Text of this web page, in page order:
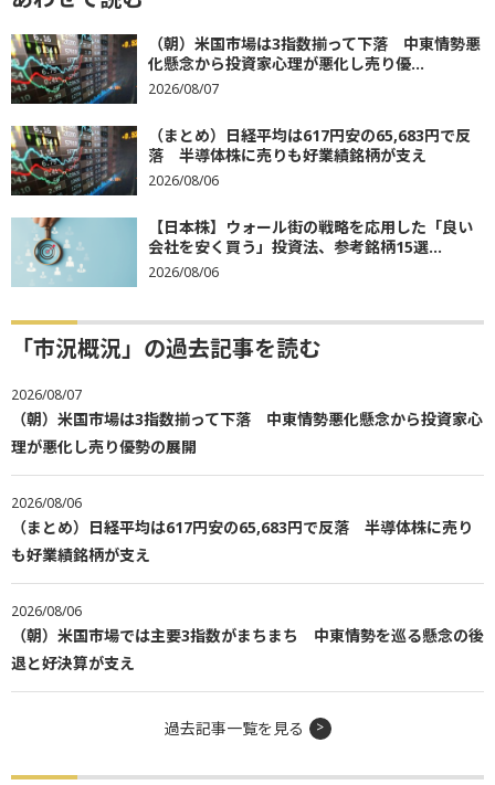
（朝）米国市場は3指数揃って下落 中東情勢悪
化懸念から投資家心理が悪化し売り優...
2026/08/07
（まとめ）日経平均は617円安の65,683円で反
落 半導体株に売りも好業績銘柄が支え
2026/08/06
【日本株】ウォール街の戦略を応用した「良い
会社を安く買う」投資法、参考銘柄15選...
2026/08/06
「市況概況」の過去記事を読む
2026/08/07
（朝）米国市場は3指数揃って下落 中東情勢悪化懸念から投資家心
理が悪化し売り優勢の展開
2026/08/06
（まとめ）日経平均は617円安の65,683円で反落 半導体株に売り
も好業績銘柄が支え
2026/08/06
（朝）米国市場では主要3指数がまちまち 中東情勢を巡る懸念の後
退と好決算が支え
過去記事一覧を見る